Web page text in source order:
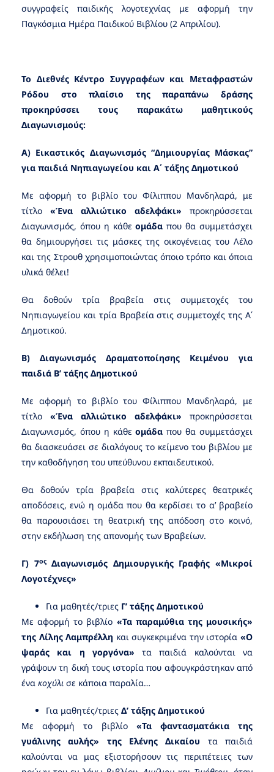
συγγραφείς παιδικής λογοτεχνίας με αφορμή την
Παγκόσμια Ημέρα Παιδικού Βιβλίου (2 Απριλίου).
Το Διεθνές Κέντρο Συγγραφέων και Μεταφραστών
Ρόδου στο πλαίσιο της παραπάνω δράσης
προκηρύσσει τους παρακάτω μαθητικούς
Διαγωνισμούς:
Α) Εικαστικός Διαγωνισμός “Δημιουργίας Μάσκας”
για παιδιά Νηπιαγωγείου και Α΄ τάξης Δημοτικού
Με αφορμή το βιβλίο του Φίλιππου Μανδηλαρά, με
τίτλο «Ένα αλλιώτικο αδελφάκι» προκηρύσσεται
Διαγωνισμός, όπου η κάθεομάδα που θα συμμετάσχει
θα δημιουργήσει τις μάσκες της οικογένειας του Λέλο
και της Στρουθ χρησιμοποιώντας όποιο τρόπο και όποια
υλικά θέλει!
Θα δοθούν τρία βραβεία στις συμμετοχές του
Νηπιαγωγείου και τρία Βραβεία στις συμμετοχές της Α΄
Δημοτικού.
Β) Διαγωνισμός Δραματοποίησης Κειμένου για
παιδιά Β’ τάξης Δημοτικού
Με αφορμή το βιβλίο του Φίλιππου Μανδηλαρά, με
τίτλο «Ένα αλλιώτικο αδελφάκι» προκηρύσσεται
Διαγωνισμός, όπου η κάθεομάδα που θα συμμετάσχει
θα διασκευάσει σε διαλόγους το κείμενο του βιβλίου με
την καθοδήγηση του υπεύθυνου εκπαιδευτικού.
Θα δοθούν τρία βραβεία στις καλύτερες θεατρικές
αποδόσεις, ενώ η ομάδα που θα κερδίσει το α’ βραβείο
θα παρουσιάσει τη θεατρική της απόδοση στο κοινό,
στην εκδήλωση της απονομής των Βραβείων.
Γ) 7ος
Διαγωνισμός Δημιουργικής Γραφής «Μικροί
Λογοτέχνες»
Για μαθητές/τριες Γ’ τάξης Δημοτικού
Με αφορμή το βιβλίο «Τα παραμύθια της μουσικής»
της Λίλης Λαμπρέλλη και συγκεκριμένα την ιστορία«Ο
ψαράς και η γοργόνα» τα παιδιά καλούνται να
γράψουν τη δική τους ιστορία που αφουγκράστηκαν από
ένα κοχύλι σε κάποια παραλία…
Για μαθητές/τριες Δ’ τάξης Δημοτικού
Με αφορμή το βιβλίο «Τα φαντασματάκια της
γυάλινης αυλής» της Ελένης Δικαίου τα παιδιά
καλούνται να μας εξιστορήσουν τις περιπέτειες των